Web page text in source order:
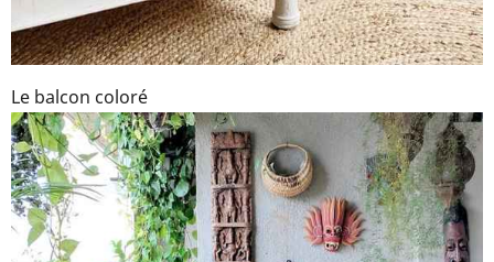
Le balcon coloré